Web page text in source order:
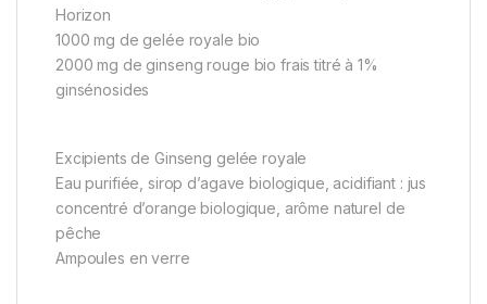
Horizon
1000 mg de gelée royale bio
2000 mg de ginseng rouge bio frais titré à 1%
ginsénosides
Excipients de Ginseng gelée royale
Eau purifiée, sirop d’agave biologique, acidifiant : jus
concentré d’orange biologique, arôme naturel de
pêche
Ampoules en verre